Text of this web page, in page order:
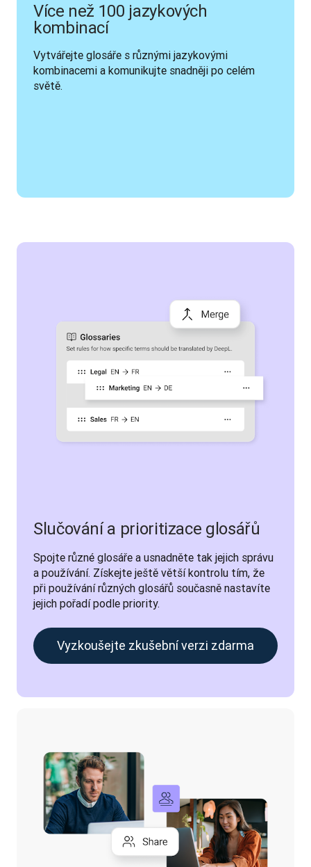
Více než 100 jazykových
kombinací
Vytvářejte glosáře s různými jazykovými
kombinacemi a komunikujte snadněji po celém
světě.
Slučování a prioritizace glosářů
Spojte různé glosáře a usnadněte tak jejich správu
a používání. Získejte ještě větší kontrolu tím, že
při používání různých glosářů současně nastavíte
jejich pořadí podle priority.
Vyzkoušejte zkušební verzi zdarma